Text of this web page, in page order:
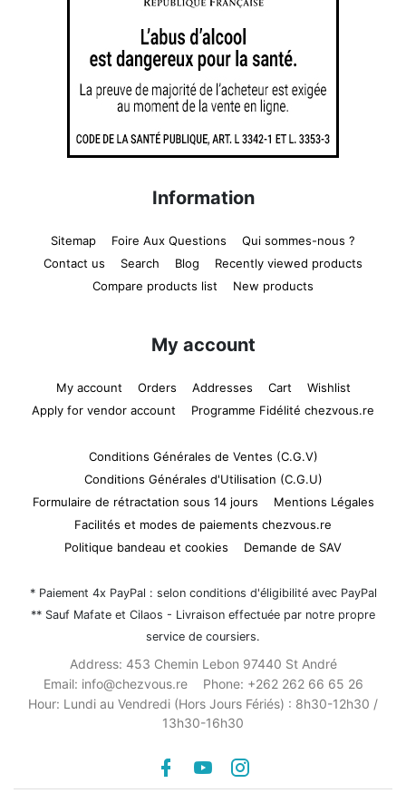
Information
Sitemap Foire Aux Questions
Qui sommes-nous ?
Contact us
Search Blog
Recently viewed products
Compare products list
New products
My account
My account Orders Addresses Cart
Wishlist
Apply for vendor account
Programme Fidélité chezvous.re
Conditions Générales de Ventes (C.G.V)
Conditions Générales d'Utilisation (C.G.U)
Formulaire de rétractation sous 14 jours
Mentions Légales
Facilités et modes de paiements chezvous.re
Politique bandeau et cookies
Demande de SAV
* Paiement 4x PayPal : selon conditions d'éligibilité avec PayPal
** Sauf Mafate et Cilaos - Livraison effectuée par notre propre
service de coursiers.
Address: 453 Chemin Lebon 97440 St André
Email: info@chezvous.re Phone: +262 262 66 65 26
Hour: Lundi au Vendredi (Hors Jours Fériés) : 8h30-12h30 /
13h30-16h30
Facebook
youtube
instagram